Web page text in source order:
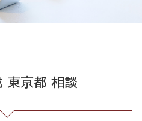
東京都 相談